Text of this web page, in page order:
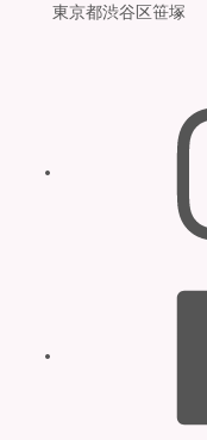
東京都渋谷区笹塚